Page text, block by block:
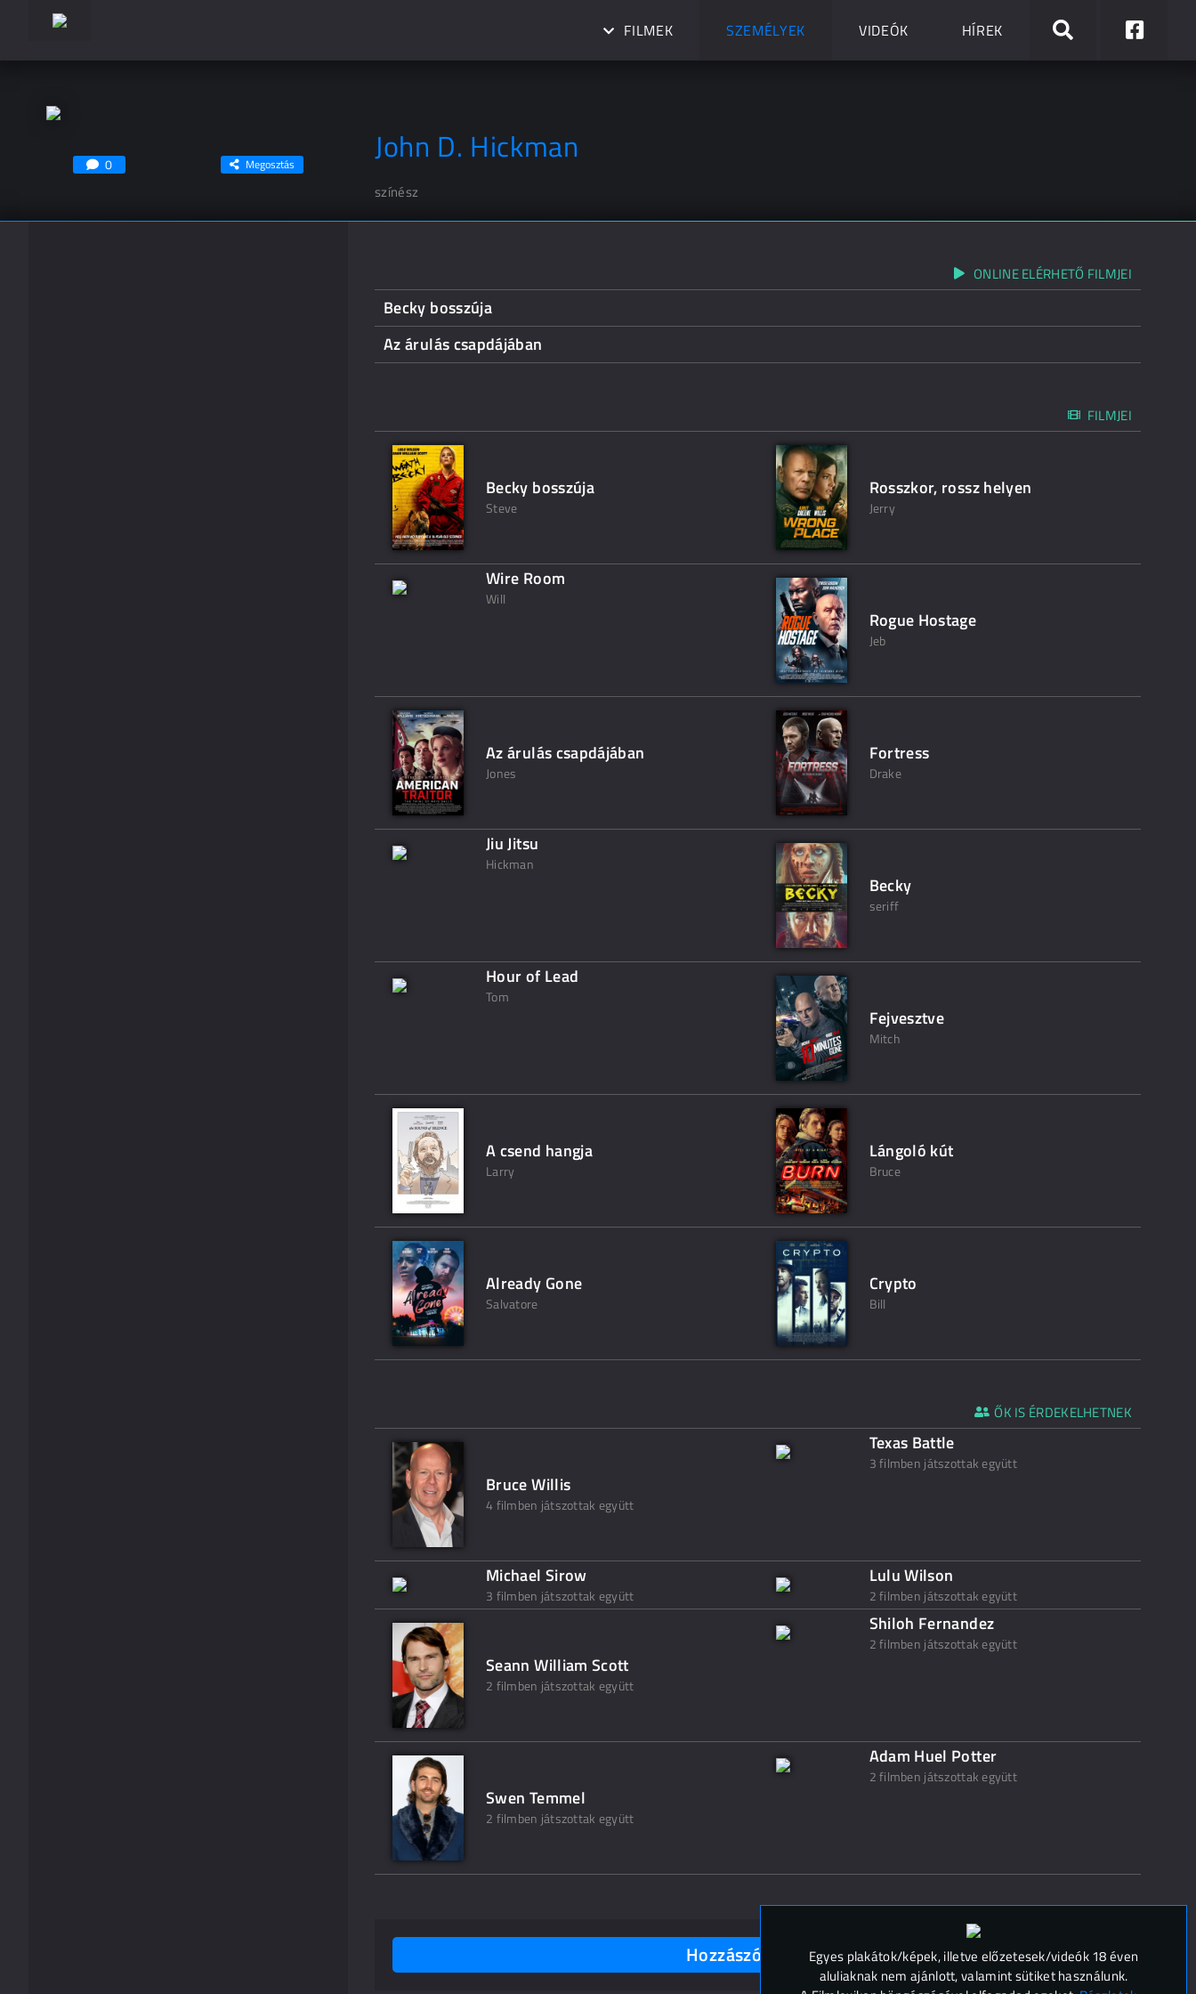
FILMEK SZEMÉLYEK VIDEÓK HÍREK
John D. Hickman
színész
0 Megosztás
ONLINE ELÉRHETŐ FILMJEI
Becky bosszúja
Az árulás csapdájában
FILMJEI
Becky bosszúja
Steve
Rosszkor, rossz helyen
Jerry
Wire Room
Will
Rogue Hostage
Jeb
Az árulás csapdájában
Jones
Fortress
Drake
Jiu Jitsu
Hickman
Becky
seriff
Hour of Lead
Tom
Fejvesztve
Mitch
A csend hangja
Larry
Lángoló kút
Bruce
Already Gone
Salvatore
Crypto
Bill
ŐK IS ÉRDEKELHETNEK
Bruce Willis
4 filmben játszottak együtt
Texas Battle
3 filmben játszottak együtt
Michael Sirow
3 filmben játszottak együtt
Lulu Wilson
2 filmben játszottak együtt
Seann William Scott
2 filmben játszottak együtt
Shiloh Fernandez
2 filmben játszottak együtt
Swen Temmel
2 filmben játszottak együtt
Adam Huel Potter
2 filmben játszottak együtt
Hozzászólások (0)
Egyes plakátok/képek, illetve előzetesek/videók 18 éven
aluliaknak nem ajánlott, valamint sütiket használunk.